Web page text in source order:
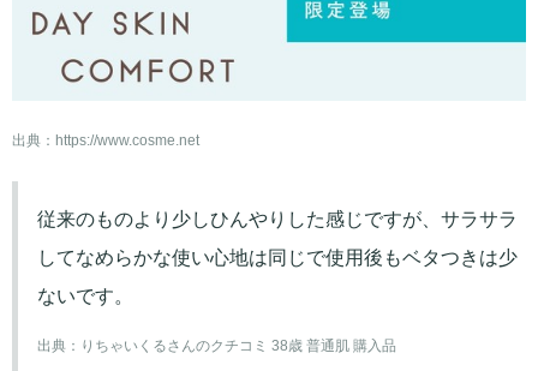
出典： https://www.cosme.net
従来のものより少しひんやりした感じですが、サラサラ
してなめらかな使い心地は同じで使用後もベタつきは少
ないです。
出典： りちゃいくるさんのクチコミ 38歳 普通肌 購入品